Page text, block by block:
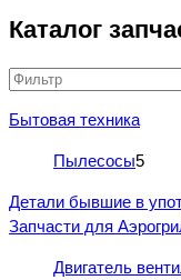
Каталог
Бытовая техника
Пылесосы5
Детали бывшие в
Запчасти для
Двигатель